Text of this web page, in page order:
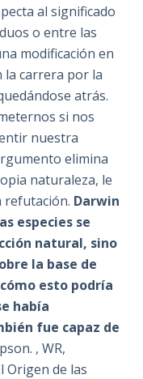
al significado
o entre las
modificación en
la carrera por la
atrás.
si nos
nuestra
elimina
naturaleza, le
refutación. Darwin
especies se
natural, sino
la base de
esto podría
había
fue capaz de
, WR,
Origen de las